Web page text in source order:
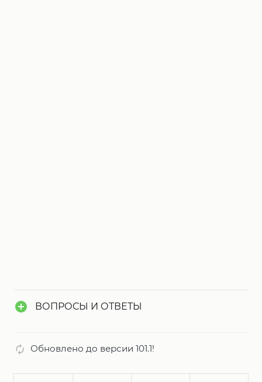
ВОПРОСЫ И ОТВЕТЫ
Обновлено до версии 101.1!